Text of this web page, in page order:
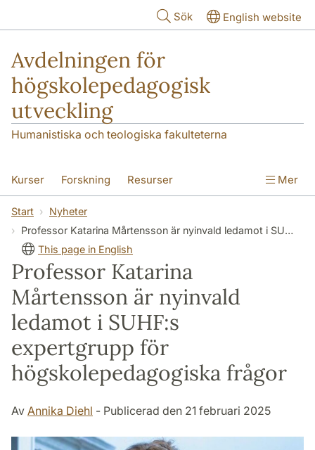
Sök English website
Avdelningen för
högskolepedagogisk
utveckling
Humanistiska och teologiska fakulteterna
Kurser Forskning Resurser
Pedagogisk utveckling
Nyheter
Mer
Start
Nyheter
Professor Katarina Mårtensson är nyinvald ledamot i SUHF:s expertgrupp för högskolepedagogiska frågor
This page in English
Professor Katarina
Mårtensson är nyinvald
ledamot i SUHF:s
expertgrupp för
högskolepedagogiska frågor
Av Annika Diehl - Publicerad den 21 februari 2025